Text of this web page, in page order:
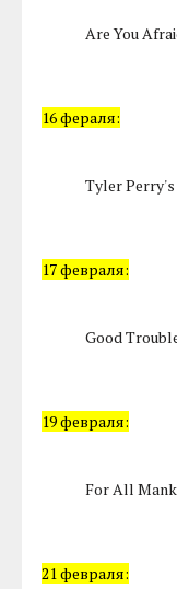
Are You
16 фераля:
Tyler Perry's
17 февраля:
Good
19 февраля:
For All
21 февраля: